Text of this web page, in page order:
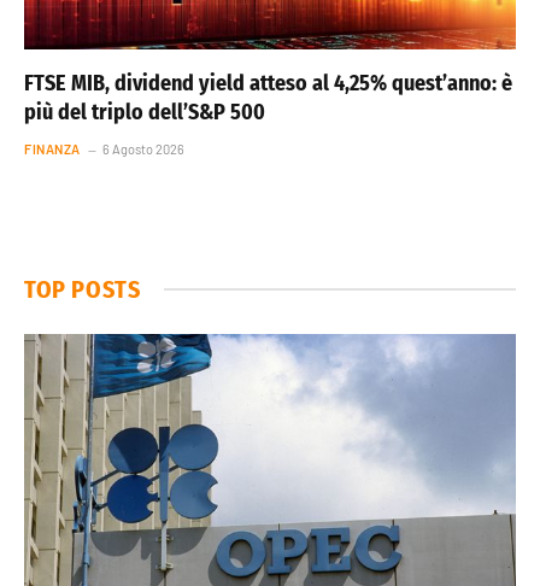
FTSE MIB, dividend yield atteso al 4,25% quest’anno: è
più del triplo dell’S&P 500
FINANZA 6 Agosto 2026
TOP POSTS